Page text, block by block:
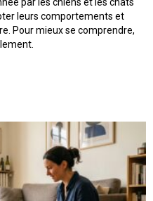
par les chiens et les chats
leurs comportements et
Pour mieux se comprendre,